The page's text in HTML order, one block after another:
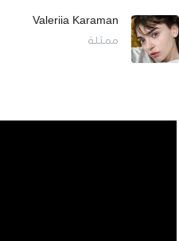
Valeriia Karaman
ممثلة